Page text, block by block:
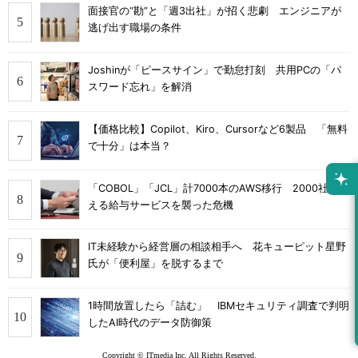
面接官の“勘”と「週3出社」が招く悲劇 エンジニアが
逃げ出す職場の条件
Joshinが「ピースサイン」で勤怠打刻 共用PCの「パ
スワード忘れ」を解消
【価格比較】Copilot、Kiro、Cursorなど6製品 「無料
で十分」は本当？
「COBOL」「JCL」計7000本のAWS移行 2000社を支
える給与サービスを襲った危機
IT未経験から経営層の相談相手へ 花キューピット星野
氏が「便利屋」を脱するまで
1時間放置したら「詰む」 IBMセキュリティ調査で判明
したAI時代のデータ防御策
Copyright © ITmedia Inc. All Rights Reserved.